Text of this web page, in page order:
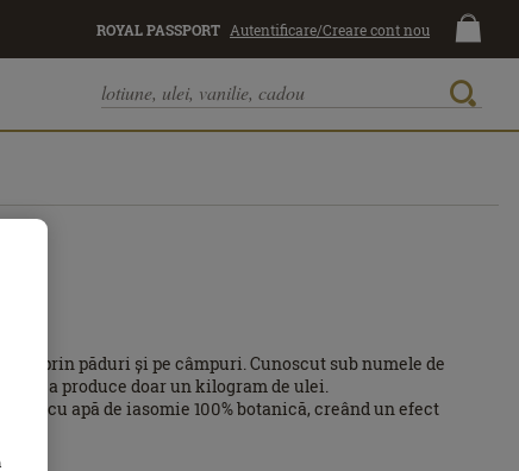
ROYAL PASSPORT Autentificare/Creare cont nou
prin păduri și pe câmpuri. Cunoscut sub numele de
a produce doar un kilogram de ulei.
cu apă de iasomie 100% botanică, creând un efect